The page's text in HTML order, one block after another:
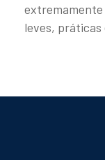
leves, práticas